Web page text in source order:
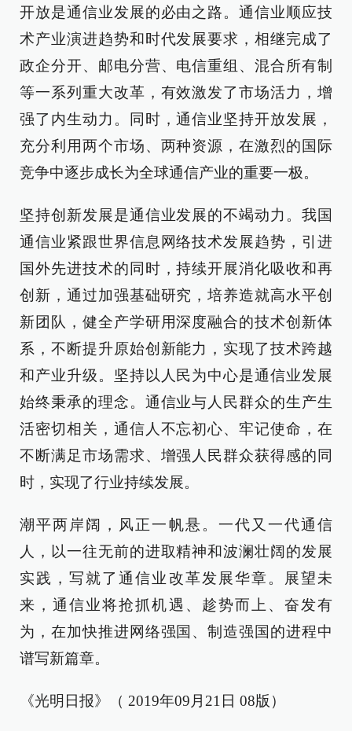
开放是通信业发展的必由之路。通信业顺应技
术产业演进趋势和时代发展要求，相继完成了
政企分开、邮电分营、电信重组、混合所有制
等一系列重大改革，有效激发了市场活力，增
强了内生动力。同时，通信业坚持开放发展，
充分利用两个市场、两种资源，在激烈的国际
竞争中逐步成长为全球通信产业的重要一极。
坚持创新发展是通信业发展的不竭动力。我国
通信业紧跟世界信息网络技术发展趋势，引进
国外先进技术的同时，持续开展消化吸收和再
创新，通过加强基础研究，培养造就高水平创
新团队，健全产学研用深度融合的技术创新体
系，不断提升原始创新能力，实现了技术跨越
和产业升级。坚持以人民为中心是通信业发展
始终秉承的理念。通信业与人民群众的生产生
活密切相关，通信人不忘初心、牢记使命，在
不断满足市场需求、增强人民群众获得感的同
时，实现了行业持续发展。
潮平两岸阔，风正一帆悬。一代又一代通信
人，以一往无前的进取精神和波澜壮阔的发展
实践，写就了通信业改革发展华章。展望未
来，通信业将抢抓机遇、趁势而上、奋发有
为，在加快推进网络强国、制造强国的进程中
谱写新篇章。
《光明日报》（ 2019年09月21日 08版）